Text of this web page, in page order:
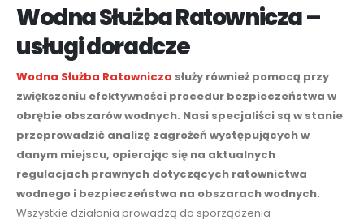
Wodna Służba Ratownicza –
usługi doradcze
Wodna Służba Ratownicza służy również pomocą przy
zwiększeniu efektywności procedur bezpieczeństwa w
obrębie obszarów wodnych. Nasi specjaliści są w stanie
przeprowadzić analizę zagrożeń występujących w
danym miejscu, opierając się na aktualnych
regulacjach prawnych dotyczących ratownictwa
wodnego i bezpieczeństwa na obszarach wodnych.
Wszystkie działania prowadzą do sporządzenia